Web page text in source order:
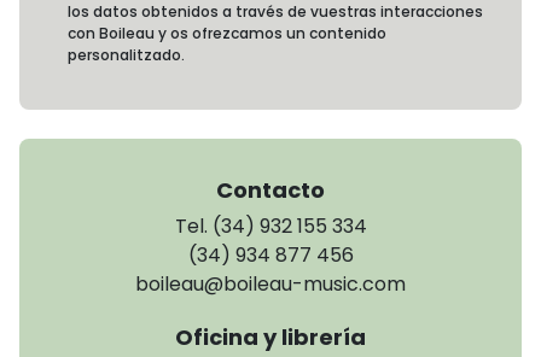
los datos obtenidos a través de vuestras interacciones
con Boileau y os ofrezcamos un contenido
personalitzado.
Contacto
Tel. (34) 932 155 334
(34) 934 877 456
boileau@boileau-music.com
Oficina y librería